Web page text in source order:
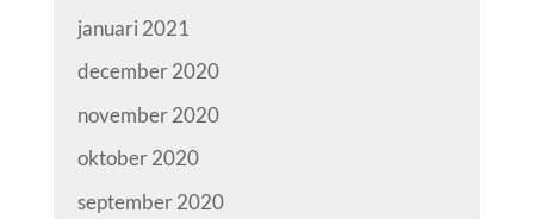
januari 2021
december 2020
november 2020
oktober 2020
september 2020